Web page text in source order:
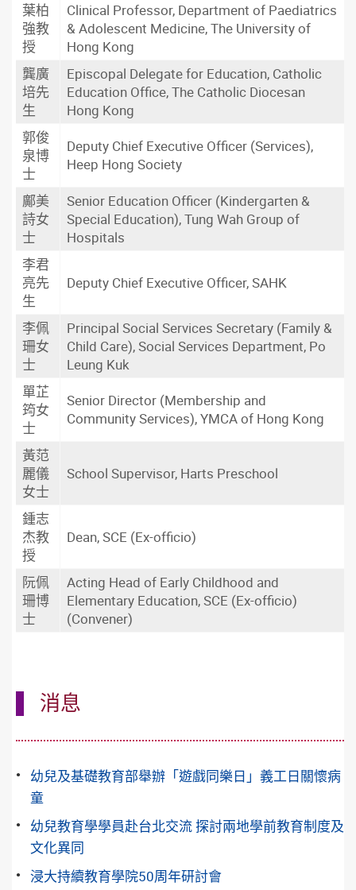
葉柏
強教
授
Clinical Professor, Department of Paediatrics
& Adolescent Medicine, The University of
Hong Kong
龔廣
培先
生
Episcopal Delegate for Education, Catholic
Education Office, The Catholic Diocesan
Hong Kong
郭俊
泉博
士
Deputy Chief Executive Officer (Services),
Heep Hong Society
鄺美
詩女
士
Senior Education Officer (Kindergarten &
Special Education), Tung Wah Group of
Hospitals
李君
亮先
生
Deputy Chief Executive Officer, SAHK
李佩
珊女
士
Principal Social Services Secretary (Family &
Child Care), Social Services Department, Po
Leung Kuk
單芷
筠女
士
Senior Director (Membership and
Community Services), YMCA of Hong Kong
黃范
麗儀
女士
School Supervisor, Harts Preschool
鍾志
杰教
授
Dean, SCE (Ex-officio)
阮佩
珊博
士
Acting Head of Early Childhood and
Elementary Education, SCE (Ex-officio)
(Convener)
消息
幼兒及基礎教育部舉辦「遊戲同樂日」義工日關懷病
童
幼兒教育學學員赴台北交流 探討兩地學前教育制度及
文化異同
浸大持續教育學院50周年研討會